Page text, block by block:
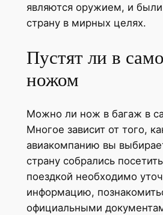
являются оружием, и
страну в мирных целях.
Пустят ли в
ножом
Можно ли нож в багаж в
Многое зависит от того,
авиакомпанию вы
страну собрались
поездкой необходимо
информацию,
официальными